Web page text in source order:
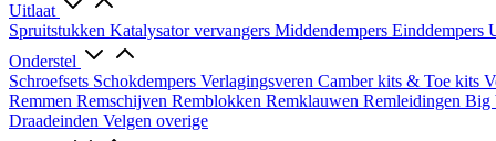
Uitlaat
Spruitstukken Katalysator vervangers Middendempers Einddempers
Onderstel
Schroefsets Schokdempers Verlagingsveren Camber kits & Toe kits
Remmen Remschijven Remblokken Remklauwen Remleidingen Big
Draadeinden Velgen overige